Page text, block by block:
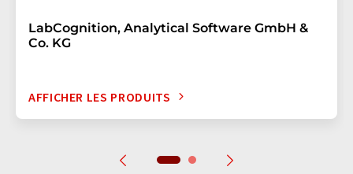
LabCognition, Analytical Software GmbH &
Co. KG
AFFICHER LES PRODUITS